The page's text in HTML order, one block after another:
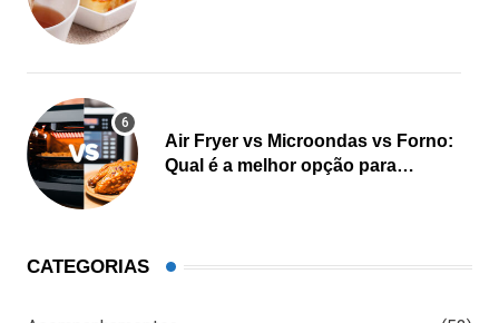
Air Fryer vs Microondas vs Forno:
Qual é a melhor opção para
CATEGORIAS